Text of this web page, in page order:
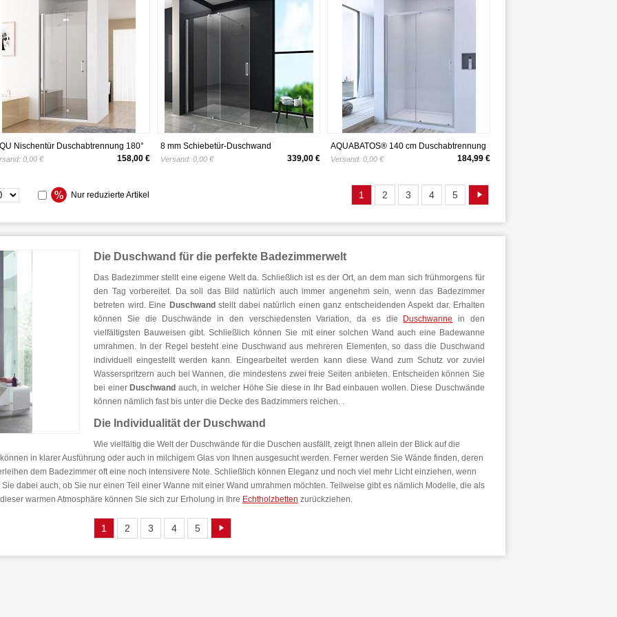
Nischentür Duschabtrennung 180°
Falttür Duschwand Dusche
0,00 € 158,00 €
8 mm Schiebetür-Duschwand
TRAVERSO 160 x 200 cm
Versand: 0,00 € 339,00 €
AQUABATOS® 140 cm Duschabtrennung
Duschtür Nischentür Schiebetür
Versand: 0,00 € 184,99 €
Nur reduzierte Artikel 1 2 3 4 5
Die Duschwand für die perfekte Badezimmerwelt
Das Badezimmer stellt eine eigene Welt da. Schließlich ist es der Ort, an dem man sich frühmorgens für
den Tag vorbereitet. Da soll das Bild natürlich auch immer angenehm sein, wenn das Badezimmer
betreten wird. Eine Duschwand stellt dabei natürlich einen ganz entscheidenden Aspekt dar. Erhalten
können Sie die Duschwände in den verschiedensten Variation, da es die
Duschwanne
in den
vielfältigsten Bauweisen gibt. Schließlich können Sie mit einer solchen Wand auch eine Badewanne
umrahmen. In der Regel besteht eine Duschwand aus mehreren Elementen, so dass die Duschwand
individuell eingestellt werden kann. Eingearbeitet werden kann diese Wand zum Schutz vor zuviel
Wasserspritzern auch bei Wannen, die mindestens zwei freie Seiten anbieten. Entscheiden können Sie
bei einer Duschwand auch, in welcher Höhe Sie diese in Ihr Bad einbauen wollen. Diese Duschwände
können nämlich fast bis unter die Decke des Badzimmers reichen. .
Die Individualität der Duschwand
Wie vielfältig die Welt der Duschwände für die Duschen ausfällt, zeigt Ihnen allein der Blick auf die
in klarer Ausführung oder auch in milchigem Glas von Ihnen ausgesucht werden. Ferner werden Sie Wände finden, deren
dem Badezimmer oft eine noch intensivere Note. Schließlich können Eleganz und noch viel mehr Licht einziehen, wenn
dabei auch, ob Sie nur einen Teil einer Wanne mit einer Wand umrahmen möchten. Teilweise gibt es nämlich Modelle, die als
warmen Atmosphäre können Sie sich zur Erholung in Ihre Echtholzbetten zurückziehen.
1 2 3 4 5